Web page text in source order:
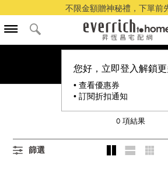
不限金額贈神秘禮，下單前
您好，立即登入解鎖更
• 查看優惠券
• 訂閱折扣通知
青澤
0 項結果
篩選